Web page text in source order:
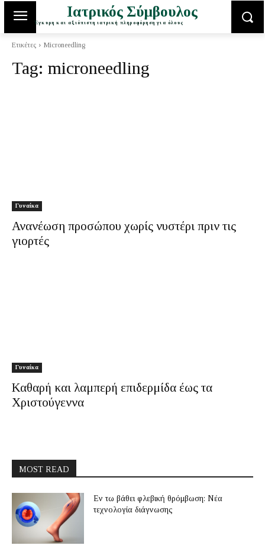
Ιατρικός Σύμβουλος
Έγκυρη και αξιόπιστη ιατρική πληροφόρηση για όλους
Ετικέτες Microneedling
Tag: microneedling
Γυναίκα
Ανανέωση προσώπου χωρίς νυστέρι πριν τις
γιορτές
Γυναίκα
Καθαρή και λαμπερή επιδερμίδα έως τα
Χριστούγεννα
MOST READ
Εν τω βάθει φλεβική θρόμβωση: Νέα
τεχνολογία διάγνωσης